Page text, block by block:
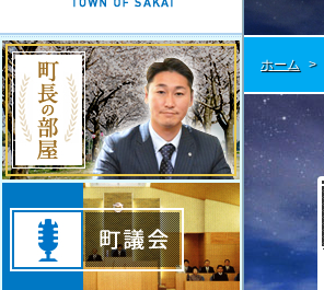
町議会
ホーム >